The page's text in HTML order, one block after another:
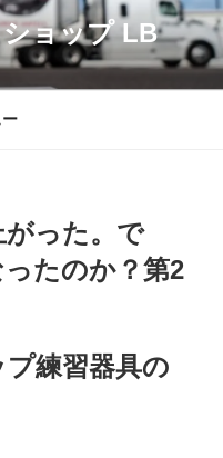
ョップ LB
った。で
たのか？第2
練習器具の